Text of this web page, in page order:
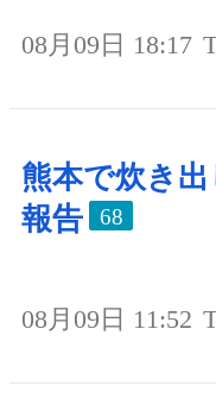
08月09日 18:17
熊本で炊き
報告
68
08月09日 11:52